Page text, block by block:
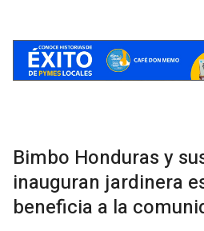
Bimbo Honduras y
inauguran jardinera
beneficia a la